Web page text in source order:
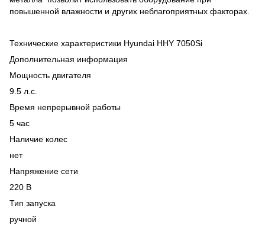
повышенной влажности и других неблагоприятных факторах.
Технические характеристики Hyundai HHY 7050Si
Дополнительная информация
Мощность двигателя
9.5 л.с.
Время непрерывной работы
5 час
Наличие колес
нет
Напряжение сети
220 В
Тип запуска
ручной